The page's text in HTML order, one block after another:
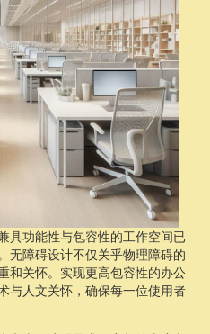
具功能性与包容性的工作空间已
无障碍设计不仅关乎物理障碍的
和关怀。实现更高包容性的办公
与人文关怀，确保每一位使用者